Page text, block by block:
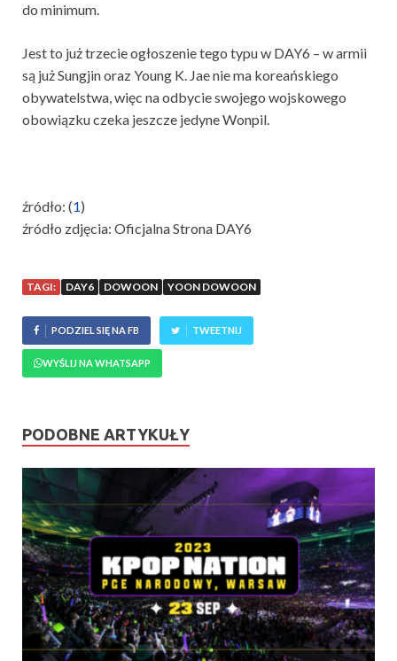
do minimum.
Jest to już trzecie ogłoszenie tego typu w DAY6 – w armii
są już Sungjin oraz Young K. Jae nie ma koreańskiego
obywatelstwa, więc na odbycie swojego wojskowego
obowiązku czeka jeszcze jedyne Wonpil.
źródło: (1)
źródło zdjęcia: Oficjalna Strona DAY6
TAGI: DAY6 DOWOON YOON DOWOON
PODZIEL SIĘ NA FB TWEETNIJ
WYŚLIJ NA WHATSAPP
PODOBNE ARTYKUŁY